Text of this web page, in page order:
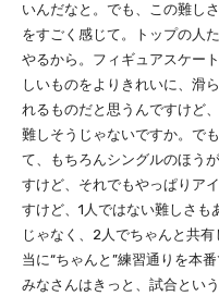
いんだなと。でも、この難し
をすごく感じて。トップの人
やるから。フィギュアスケー
しいものをよりきれいに、滑
れるものだと思うんですけど
難しそうじゃないですか。で
て、もちろんシングルのほう
すけど、それでもやっぱりア
すけど、1人ではない難しさ
じゃなく、2人でちゃんと共
当に“ちゃんと”練習通りを本
みなさんはきっと、試合とい